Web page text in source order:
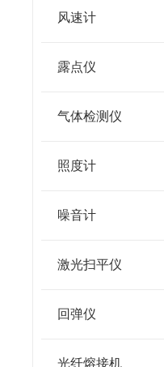
风速计
露点仪
气体检测仪
照度计
噪音计
激光扫平仪
回弹仪
光纤熔接机